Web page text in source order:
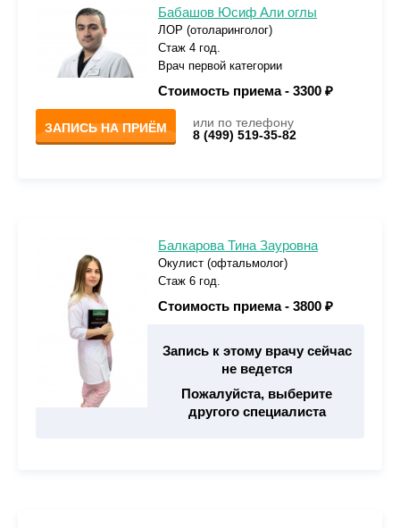
Бабашов Юсиф Али оглы
ЛОР (отоларинголог)
Стаж 4 год.
Врач первой категории
Стоимость приема - 3300 ₽
ЗАПИСЬ НА ПРИЁМ
или по телефону
8 (499) 519-35-82
Балкарова Тина Зауровна
Окулист (офтальмолог)
Стаж 6 год.
Стоимость приема - 3800 ₽
Запись к этому врачу сейчас
не ведется
Пожалуйста, выберите
другого специалиста